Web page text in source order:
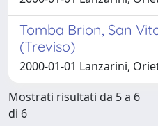
Tomba Brion, San
(Treviso)
2000-01-01 Lanzarini,
Mostrati risultati da 5 a 6
di 6